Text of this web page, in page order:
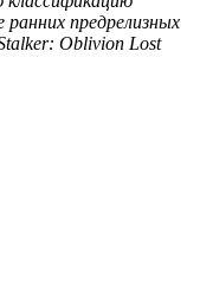
предрелизных
Oblivion Lost